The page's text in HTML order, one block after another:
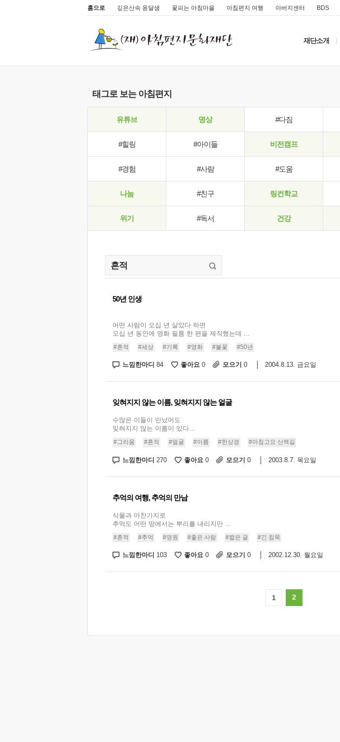
홈으로 깊은산속 옹달샘 꽃피는 아침마을 아침편지 여행 아버지센터 BDS
재단소개
태그로 보는 아침편지
유튜브 명상 #다짐
#힐링 #아이들 비전캠프
#경험 #사람 #도움
나눔 #친구 링컨학교
위기 #독서 건강
50년 인생
어떤 사람이 오십 년 살았다 하면
오십 년 동안에 영화 필름 한 편을 제작했는데 ...
#흔적 #세상 #기록 #영화 #불꽃 #50년
느낌한마디 84 좋아요 0 모으기 0 2004.8.13. 금요일
잊혀지지 않는 이름, 잊혀지지 않는 얼굴
수많은 이들이 만났어도
잊혀지지 않는 이름이 있다...
#그리움 #흔적 #얼굴 #이름 #한상경 #아침고요 산책길
느낌한마디 270 좋아요 0 모으기 0 2003.8.7. 목요일
추억의 여행, 추억의 만남
식물과 마찬가지로
추억도 어떤 땅에서는 뿌리를 내리지만 ...
#흔적 #추억 #영원 #좋은 사람 #짧은 글 #긴 침묵
느낌한마디 103 좋아요 0 모으기 0 2002.12.30. 월요일
1 2